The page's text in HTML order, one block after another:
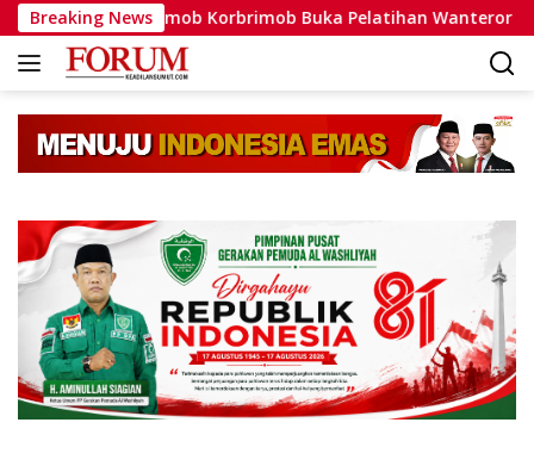
Langsung
ke
konten
Breaking News
Brimob Korbrimob Buka Pelatihan Wanteror Lanjutan dan